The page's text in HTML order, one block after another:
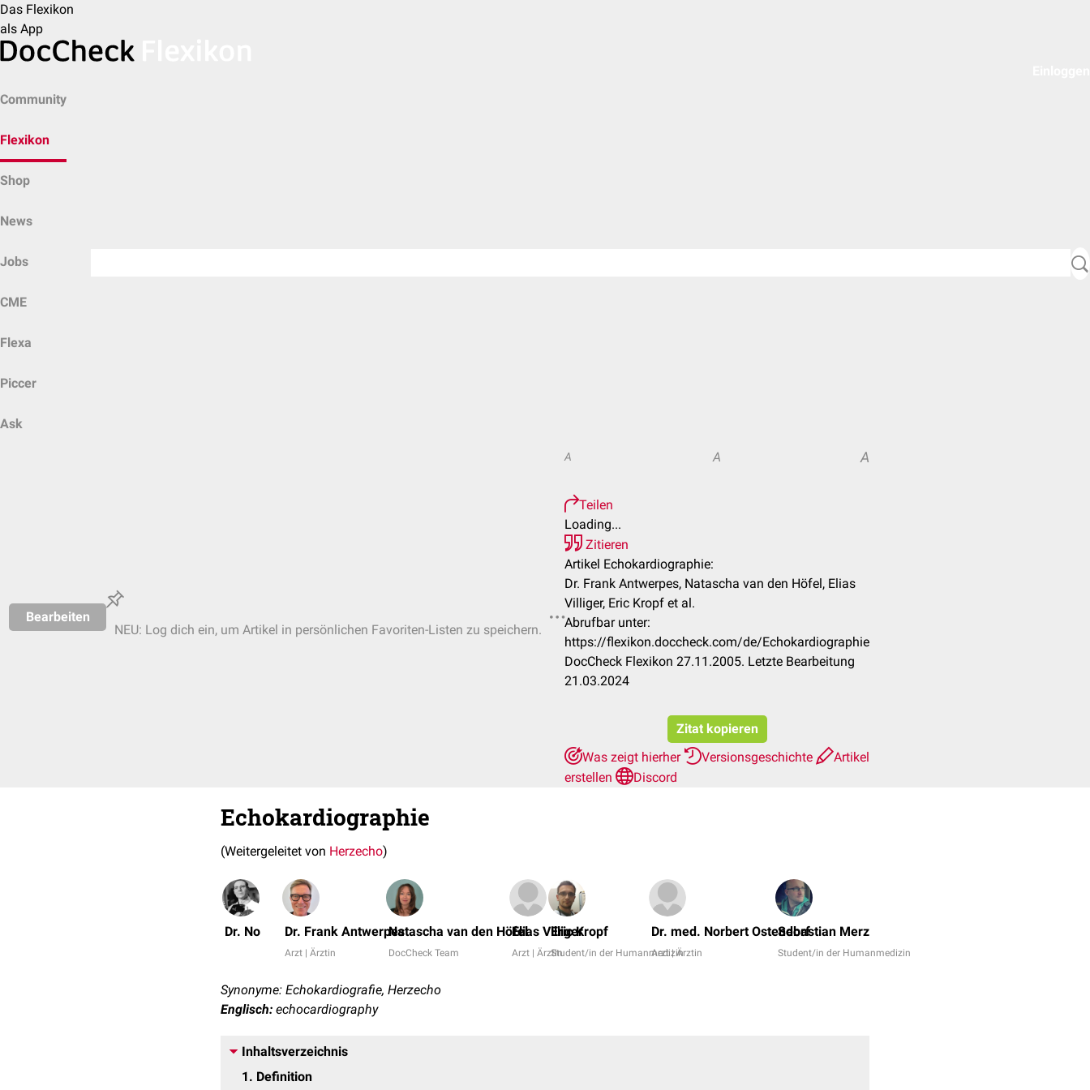
Das Flexikon
als App
Community
Flexikon
Shop
News
Jobs
CME
Flexa
Piccer
Ask
Bearbeiten
NEU: Log dich ein, um Artikel in persönlichen Favoriten-Listen zu speichern.
A A A
Teilen
Loading...
Zitieren
Artikel Echokardiographie:
Dr. Frank Antwerpes, Natascha van den Höfel, Elias
Villiger, Eric Kropf et al.
Abrufbar unter:
https://flexikon.doccheck.com/de/Echokardiographie
DocCheck Flexikon 27.11.2005. Letzte Bearbeitung
21.03.2024
Zitat kopieren
Was zeigt hierher
Versionsgeschichte
Artikel
erstellen
Discord
Echokardiographie
(Weitergeleitet von Herzecho)
Dr. No Dr. Frank Antwerpes
Arzt | Ärztin
Natascha van den Höfel
DocCheck Team
Elias Villiger
Arzt | Ärztin
Eric Kropf
Student/in der Humanmedizin
Dr. med. Norbert Ostendorf
Arzt | Ärztin
Sebastian Merz
Student/in der Humanmedizin
Synonyme: Echokardiografie, Herzecho
Englisch: echocardiography
Inhaltsverzeichnis
1
Definition